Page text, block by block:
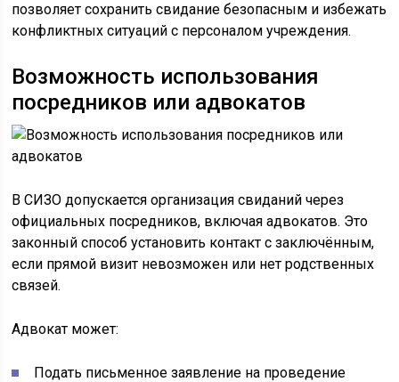
позволяет сохранить свидание безопасным и избежать
конфликтных ситуаций с персоналом учреждения.
Возможность использования
посредников или адвокатов
В СИЗО допускается организация свиданий через
официальных посредников, включая адвокатов. Это
законный способ установить контакт с заключённым,
если прямой визит невозможен или нет родственных
связей.
Адвокат может:
Подать письменное заявление на проведение